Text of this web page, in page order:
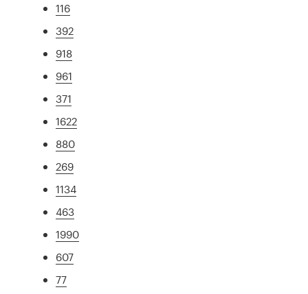
116
392
918
961
371
1622
880
269
1134
463
1990
607
77